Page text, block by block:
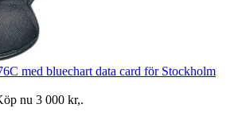
med bluechart data card för Stockholm
nu 3 000 kr,.